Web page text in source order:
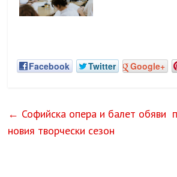
Facebook Twitter Google+
← Софийска опера и балет обяви
новия творчески сезон